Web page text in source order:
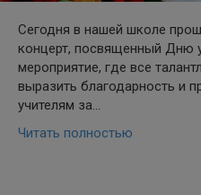
Сегодня в нашей школе
концерт, посвященный Дню
мероприятие, где все
выразить благодарность и
учителям за…
Читать полностью